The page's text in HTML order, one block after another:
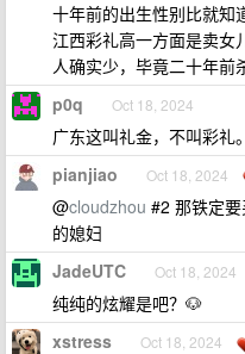
十年前的出生性别比就知
江西彩礼高一方面是卖女
人确实少，毕竟二十年前
p0q Oct 18, 2024
广东这叫礼金，不叫彩礼
pianjiao Oct 18, 2024
@cloudzhou #2 那铁定
的媳妇
JadeUTC Oct 18, 2024
纯纯的炫耀是吧？🐶
xstress Oct 18, 2024